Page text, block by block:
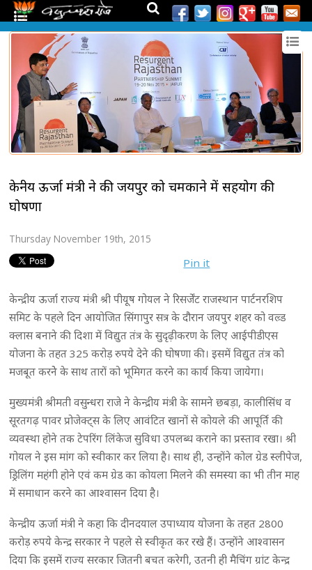
केन्द्रीय ऊर्जा मंत्री ने की जयपुर को चमकाने में सहयोग की
घोषणा
Thursday November 19th, 2015
Pin it
केन्द्रीय ऊर्जा राज्य मंत्री श्री पीयूष गोयल ने रिसर्जेंट राजस्थान पार्टनरशिप
समिट के पहले दिन आयोजित सिंगापुर सत्र के दौरान जयपुर शहर को वल्र्ड
क्लास बनाने की दिशा में विद्युत तंत्र के सुदृढ़ीकरण के लिए आईपीडीएस
योजना के तहत 325 करोड़ रुपये देने की घोषणा की। इसमें विद्युत तंत्र को
मजबूत करनेे के साथ तारों को भूमिगत करने का कार्य किया जायेगा।
मुख्यमंत्री श्रीमती वसुन्धरा राजे ने केन्द्रीय मंत्री के सामने छबड़ा, कालीसिंध व
सूरतगढ़ पावर प्रोजेक्ट्स के लिए आवंटित खानों से कोयले की आपूर्ति की
व्यवस्था होने तक टेपरिंग लिंकेज सुविधा उपलब्ध कराने का प्रस्ताव रखा। श्री
गोयल ने इस मांग को स्वीकार कर लिया है। साथ ही, उन्होंने कोल ग्रेड स्लीपेज,
ड्रिलिंग महंगी होने एवं कम ग्रेड का कोयला मिलने की समस्या का भी तीन माह
में समाधान करने का आश्वासन दिया है।
केन्द्रीय ऊर्जा मंत्री ने कहा कि दीनदयाल उपाध्याय योजना के तहत 2800
करोड़ रुपये केन्द्र सरकार ने पहले से स्वीकृत कर रखे हैं। उन्होंने आश्वासन
दिया कि इसमें राज्य सरकार जितनी बचत करेगी, उतनी ही मैचिंग ग्रांट केन्द्र